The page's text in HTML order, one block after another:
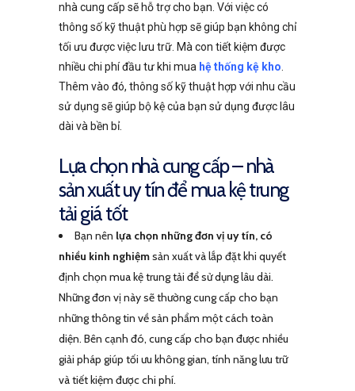
nhà cung cấp sẽ hỗ trợ cho bạn. Với việc có
thông số kỹ thuật phù hợp sẽ giúp bạn không chỉ
tối ưu được việc lưu trữ. Mà con tiết kiệm được
nhiều chi phí đầu tư khi mua hệ thống kệ kho.
Thêm vào đó, thông số kỹ thuật hợp với nhu cầu
sử dụng sẽ giúp bộ kệ của bạn sử dụng được lâu
dài và bền bỉ.
Lựa chọn nhà cung cấp – nhà
sản xuất uy tín để mua kệ trung
tải giá tốt
Bạn nên lựa chọn những đơn vị uy tín, có
nhiều kinh nghiệmsản xuất và lắp đặt khi quyết
định chọn mua kệ trung tải để sử dụng lâu dài.
Những đơn vị này sẽ thường cung cấp cho bạn
những thông tin về sản phẩm một cách toàn
diện. Bên cạnh đó, cung cấp cho bạn được nhiều
giải pháp giúp tối ưu không gian, tính năng lưu trữ
và tiết kiệm được chi phí.